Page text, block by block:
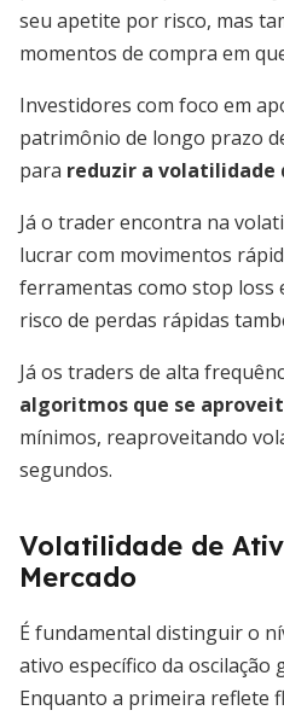
seu apetite por risco, mas
momentos de compra em
Investidores com foco em
patrimônio de longo prazo
para reduzir a volatilidade
Já o trader encontra na
lucrar com movimentos
ferramentas como stop loss
risco de perdas rápidas
Já os traders de alta
algoritmos que se
mínimos, reaproveitando
segundos.
Volatilidade de
Mercado
É fundamental distinguir o
ativo específico da oscilação
Enquanto a primeira reflete